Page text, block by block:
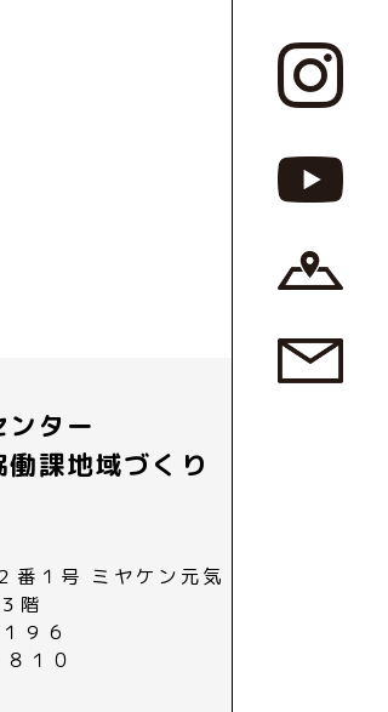
ター
働課地域づくり
番１号 ミヤケン元気
階
１９６
１０